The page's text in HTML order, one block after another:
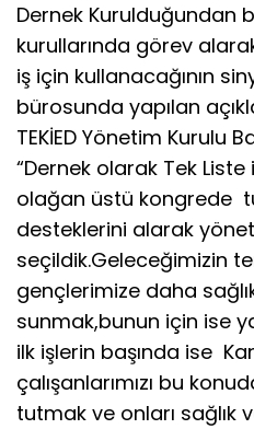
Dernek Kurulduğundan
kurullarında görev
iş için kullanacağının
bürosunda yapılan
TEKİED Yönetim Kurulu
“Dernek olarak Tek
olağan üstü kongrede
desteklerini alarak
seçildik.Geleceğimizin
gençlerimize daha
sunmak,bunun için ise
ilk işlerin başında ise
çalışanlarımızı bu
tutmak ve onları sağlık